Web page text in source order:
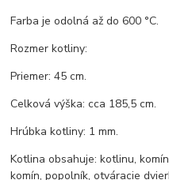
Farba je odolná až do 600 °C.
Rozmer kotliny:
Priemer: 45 cm.
Celková výška: cca 185,5 cm.
Hrúbka kotliny: 1 mm.
Kotlina obsahuje: kotlinu,
komín, popolník, otváracie